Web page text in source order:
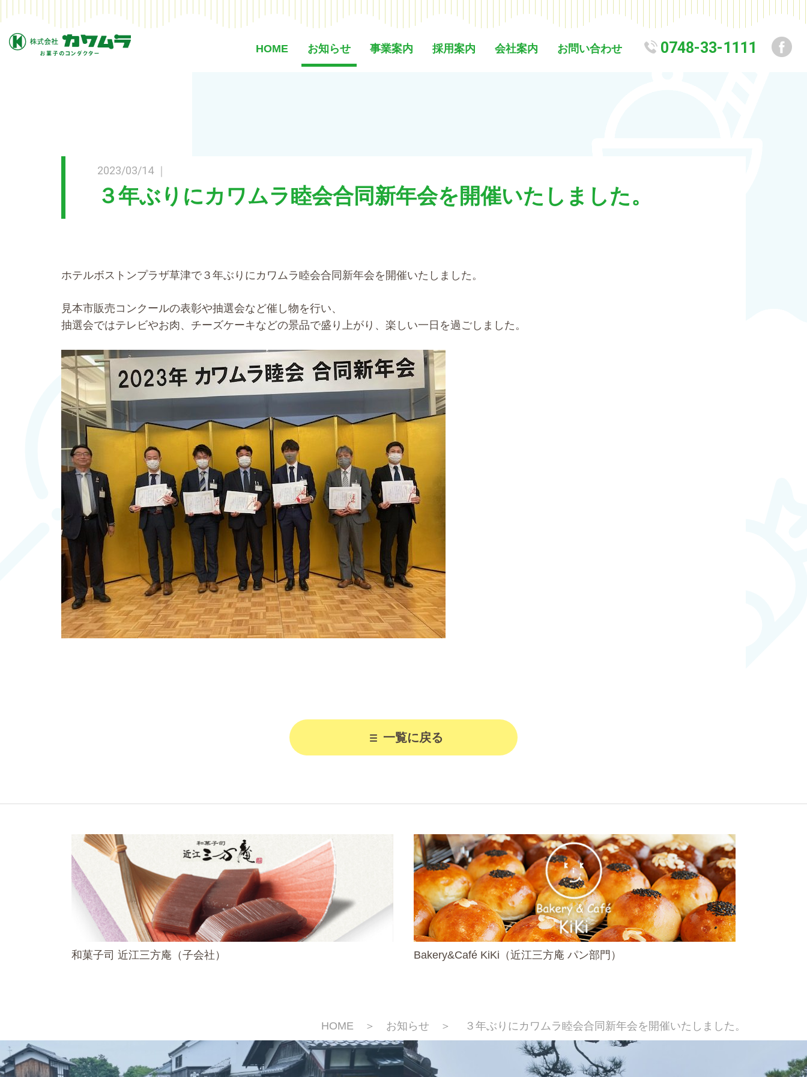
HOME お知らせ 事業案内 採用案内 会社案内 お問い合わせ 0748-33-1111
2023/03/14 ｜
３年ぶりにカワムラ睦会合同新年会を開催いたしました。
ホテルボストンプラザ草津で３年ぶりにカワムラ睦会合同新年会を開催いたしました。
見本市販売コンクールの表彰や抽選会など催し物を行い、
抽選会ではテレビやお肉、チーズケーキなどの景品で盛り上がり、楽しい一日を過ごしました。
一覧に戻る
和菓子司 近江三方庵（子会社） Bakery&Café KiKi（近江三方庵 パン部門）
HOME ＞ お知らせ ＞ ３年ぶりにカワムラ睦会合同新年会を開催いたしました。